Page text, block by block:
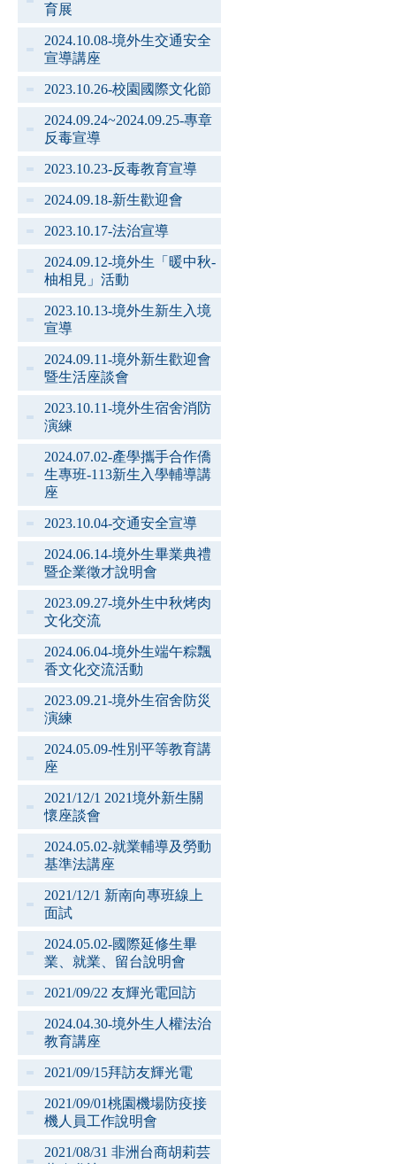
育展
2024.10.08-境外生交通安全
宣導講座
2023.10.26-校園國際文化節
2024.09.24~2024.09.25-專章
反毒宣導
2023.10.23-反毒教育宣導
2024.09.18-新生歡迎會
2023.10.17-法治宣導
2024.09.12-境外生「暖中秋-
柚相見」活動
2023.10.13-境外生新生入境
宣導
2024.09.11-境外新生歡迎會
暨生活座談會
2023.10.11-境外生宿舍消防
演練
2024.07.02-產學攜手合作僑
生專班-113新生入學輔導講
座
2023.10.04-交通安全宣導
2024.06.14-境外生畢業典禮
暨企業徵才說明會
2023.09.27-境外生中秋烤肉
文化交流
2024.06.04-境外生端午粽飄
香文化交流活動
2023.09.21-境外生宿舍防災
演練
2024.05.09-性別平等教育講
座
2021/12/1 2021境外新生關
懷座談會
2024.05.02-就業輔導及勞動
基準法講座
2021/12/1 新南向專班線上
面試
2024.05.02-國際延修生畢
業、就業、留台說明會
2021/09/22 友輝光電回訪
2024.04.30-境外生人權法治
教育講座
2021/09/15拜訪友輝光電
2021/09/01桃園機場防疫接
機人員工作說明會
2021/08/31 非洲台商胡莉芸